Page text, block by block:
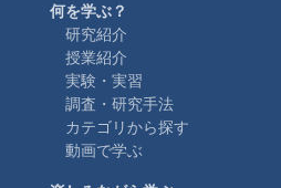
何を学ぶ？
研究紹介
授業紹介
実験・実習
調査・研究手法
カテゴリから探す
動画で学ぶ